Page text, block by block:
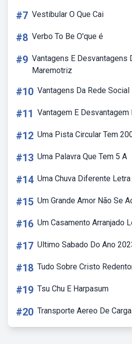
#7 Vestibular O Que Cai
#8 Verbo To Be O'que é
#9 Vantagens E Desvantagens
Maremotriz
#10 Vantagens Da Rede Social
#11 Vantagem E
#12 Uma Pista Circular Tem
#13 Uma Palavra Que Tem 5 A
#14 Uma Chuva Diferente Letra
#15 Um Grande Amor Não Se
#16 Um Casamento Arranjado
#17 Ultimo Sabado Do Ano
#18 Tudo Sobre Cristo
#19 Tsu Chu E Harpasum
#20 Transporte Aereo De Carga